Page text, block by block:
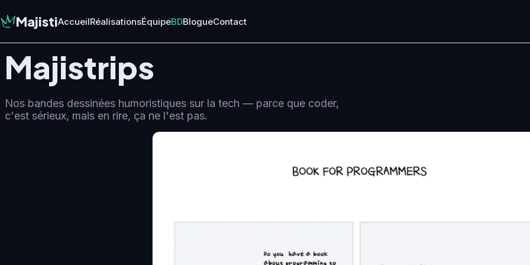
MajistiAccueilRéalisationsÉquipeBDBlogueContact
Majistrips
Nos bandes dessinées humoristiques sur la tech — parce que coder,
c'est sérieux, mais en rire, ça ne l'est pas.